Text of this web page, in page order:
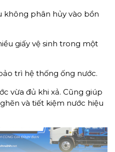
không phân hủy vào bồn
giấy vệ sinh trong một
trì hệ thống ống nước.
vừa đủ khi xả. Cũng giúp
và tiết kiệm nước hiệu